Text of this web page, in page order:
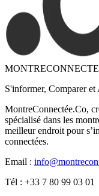
S'informer, Comparer
MontreConnectée.Co,
spécialisé dans les
meilleur endroit pour
connectées.
Email :
Tél : +33 7 80 99 03 01